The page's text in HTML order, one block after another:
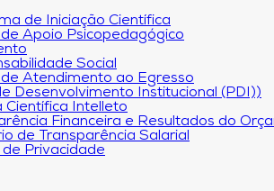
de Iniciação Científica
de Apoio Psicopedagógico
Social
de Atendimento ao Egresso
Desenvolvimento Institucional (PDI))
Científica Intelleto
Financeira e Resultados do
de Transparência Salarial
de Privacidade